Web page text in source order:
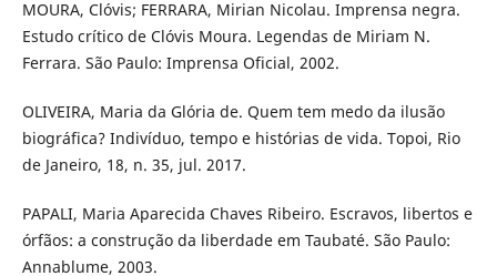
MOURA, Clóvis; FERRARA, Mirian Nicolau. Imprensa negra.
Estudo crítico de Clóvis Moura. Legendas de Miriam N.
Ferrara. São Paulo: Imprensa Oficial, 2002.
OLIVEIRA, Maria da Glória de. Quem tem medo da ilusão
biográfica? Indivíduo, tempo e histórias de vida. Topoi, Rio
de Janeiro, 18, n. 35, jul. 2017.
PAPALI, Maria Aparecida Chaves Ribeiro. Escravos, libertos e
órfãos: a construção da liberdade em Taubaté. São Paulo:
Annablume, 2003.